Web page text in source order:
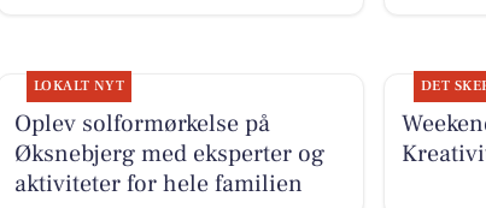
LOKALT NYT
Oplev solformørkelse på
Øksnebjerg med eksperter og
aktiviteter for hele familien
DET